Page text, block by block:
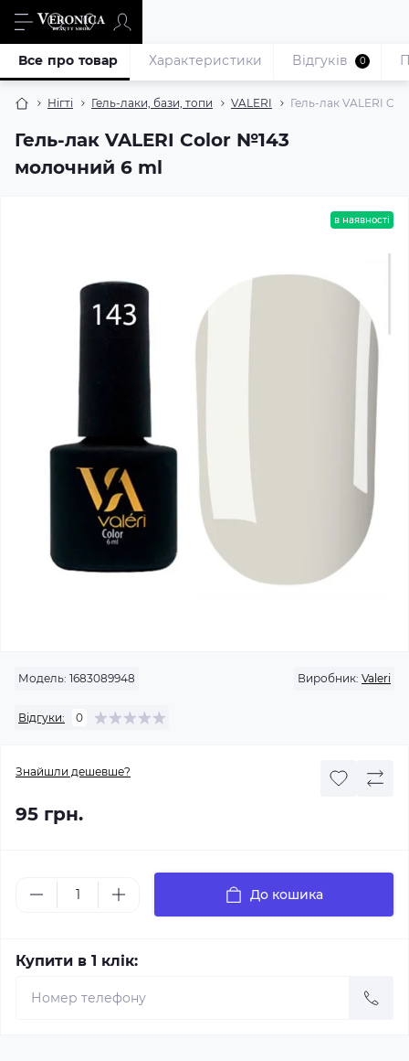
Нігті Гель-лаки, бази, топи VALERI Гель-лак VALERI
Гель-лак VALERI Color №143
молочний 6 ml
Все про товар Характеристики Відгуків 0
в наявності
Модель: 1683089948 Виробник: Valeri
Відгуки: 0
Знайшли дешевше?
95 грн.
До кошика
Купити в 1 клік: